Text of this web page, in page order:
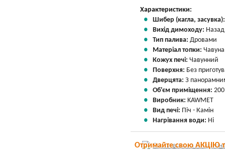
Вказати мою ціну
Характеристики:
Шибер (кагла,
Вихід димоходу:
Тип палива: Дровами
Матеріал топки: Чавуна
Кожух печі: Чавунний
Поверхня: Без
Дверцята: З
Об'єм приміщення:
Виробник: KAWMET
Вид печі: Піч - Камін
Нагрівання води: Ні
Отримайте свою АКЦІЮ